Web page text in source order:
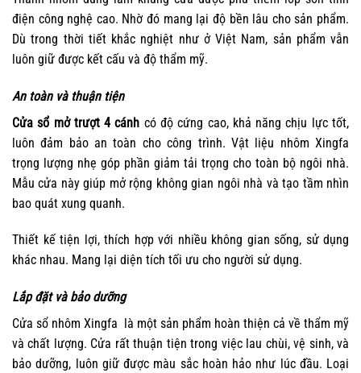
điện công nghệ cao. Nhờ đó mang lại độ bền lâu cho sản phẩm.
Dù trong thời tiết khắc nghiệt như ở Việt Nam, sản phẩm vẫn
luôn giữ được kết cấu và độ thẩm mỹ.
An toàn và thuận tiện
Cửa sổ mở trượt 4 cánh có độ cứng cao, khả năng chịu lực tốt,
luôn đảm bảo an toàn cho công trình. Vật liệu nhôm Xingfa
trọng lượng nhẹ góp phần giảm tải trọng cho toàn bộ ngôi nhà.
Mẫu cửa này giúp mở rộng không gian ngôi nhà và tạo tầm nhìn
bao quát xung quanh.
Thiết kế tiện lợi, thích hợp với nhiều không gian sống, sử dụng
khác nhau. Mang lại diện tích tối ưu cho người sử dụng.
Lắp đặt và bảo dưỡng
Cửa sổ nhôm Xingfa là một sản phẩm hoàn thiện cả về thẩm mỹ
và chất lượng. Cửa rất thuận tiện trong việc lau chùi, vệ sinh, và
bảo dưỡng, luôn giữ được màu sắc hoàn hảo như lúc đầu. Loại